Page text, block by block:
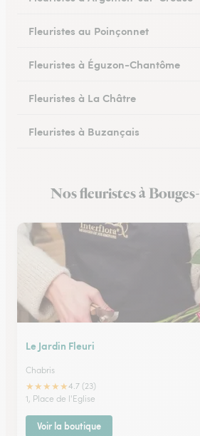
Fleuristes au Poinçonnet
Fleuristes à Éguzon-Chantôme
Fleuristes à La Châtre
Fleuristes à Buzançais
Nos fleuristes à
Le Jardin Fleuri
Chabris
★★★★★4.7 (23)
1, Place de l'Eglise
Voir la boutique